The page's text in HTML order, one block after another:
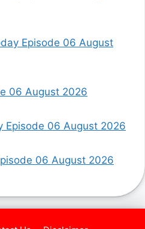
Episode 06 August
06 August 2026
Episode 06 August 2026
06 August 2026